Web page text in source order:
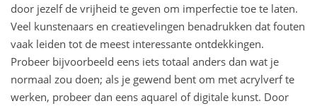
door jezelf de vrijheid te geven om imperfectie toe te laten.
Veel kunstenaars en creatievelingen benadrukken dat fouten
vaak leiden tot de meest interessante ontdekkingen.
Probeer bijvoorbeeld eens iets totaal anders dan wat je
normaal zou doen; als je gewend bent om met acrylverf te
werken, probeer dan eens aquarel of digitale kunst. Door